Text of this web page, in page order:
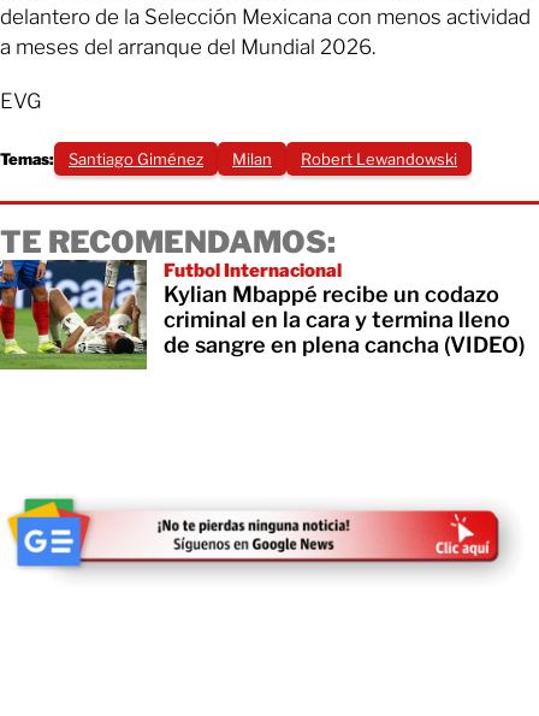
delantero de la Selección Mexicana con menos actividad
a meses del arranque del Mundial 2026.
EVG
Temas: Santiago Giménez Milan Robert Lewandowski
TE RECOMENDAMOS:
Futbol Internacional
Kylian Mbappé recibe un codazo
criminal en la cara y termina lleno
de sangre en plena cancha (VIDEO)